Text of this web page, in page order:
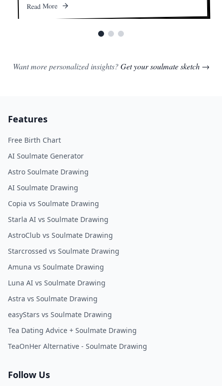
Read More
Want more personalized insights? Get your soulmate sketch →
Features
Free Birth Chart
AI Soulmate Generator
Astro Soulmate Drawing
AI Soulmate Drawing
Copia vs Soulmate Drawing
Starla AI vs Soulmate Drawing
AstroClub vs Soulmate Drawing
Starcrossed vs Soulmate Drawing
Amuna vs Soulmate Drawing
Luna AI vs Soulmate Drawing
Astra vs Soulmate Drawing
easyStars vs Soulmate Drawing
Tea Dating Advice + Soulmate Drawing
TeaOnHer Alternative - Soulmate Drawing
Follow Us